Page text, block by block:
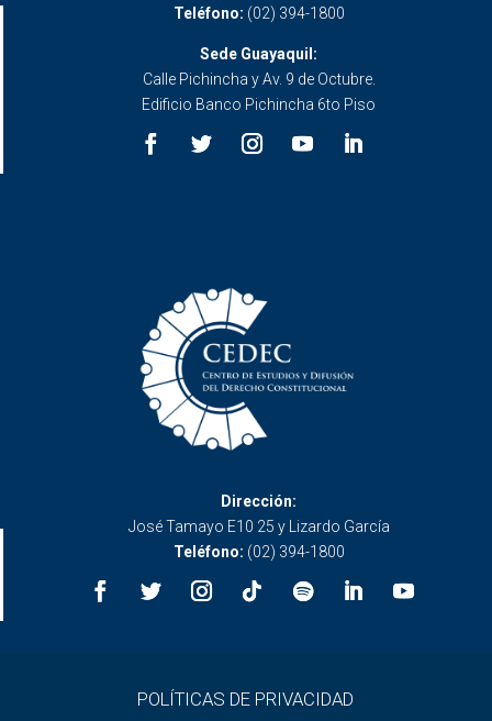
Teléfono: (02) 394-1800
Sede Guayaquil:
Calle Pichincha y Av. 9 de Octubre.
Edificio Banco Pichincha 6to Piso
Dirección:
José Tamayo E10 25 y Lizardo García
Teléfono: (02) 394-1800
POLÍTICAS DE PRIVACIDAD